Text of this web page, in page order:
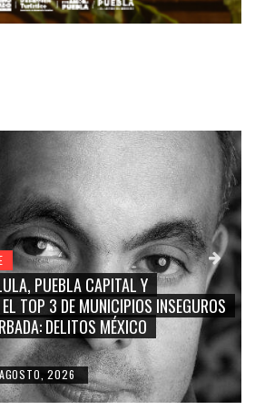
NAY SALVATORI, SERGIO MAYER,
CORCHOLATA”, CUAUHTÉMOC
LA TRIVIALIZACIÓN Y
LA REPRESENTACIÓN CIUDADANA
2026